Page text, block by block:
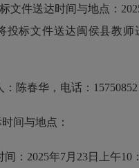
文件送达时间与地点：
投标文件送达闽侯县教师
：陈春华，电话： 1
间与地点：
： 2025年7月 23日上午10